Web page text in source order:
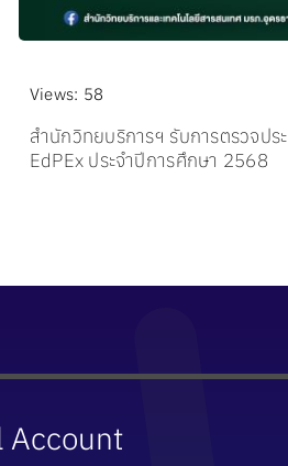
Views: 58
สำนักวิทยบริการฯ รับการตรวจป
EdPEx ประจำปีการศึกษา 2568
Account